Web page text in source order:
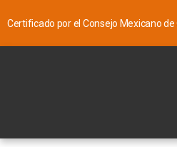
Certificado por el Consejo Mexicano